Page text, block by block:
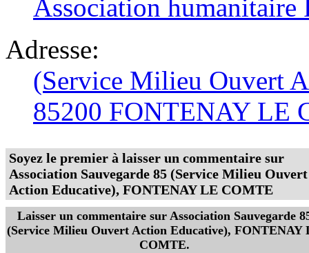
Association
Adresse:
(Service Milieu Ouvert
85200 FONTENAY LE
Soyez le premier à laisser un commentaire sur
Association Sauvegarde 85 (Service Milieu Ouvert
Action Educative), FONTENAY LE COMTE
Laisser un commentaire sur Association Sauvegarde
(Service Milieu Ouvert Action Educative), FONTENAY
COMTE.